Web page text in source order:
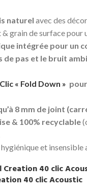
naturel avec des
grain de surface pour
intégrée pour un
de pas et le bruit
Clic « Fold Down »
8 mm de joint
& 100% recyclable
hygiénique et insensible
Creation 40 clic
40 clic Acoustic